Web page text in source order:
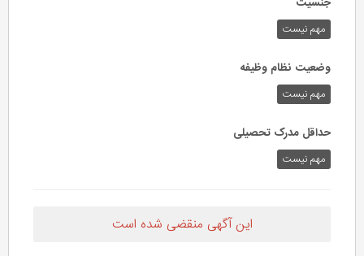
مهم نیست
وضعیت نظام وظیفه
مهم‌ نیست
حداقل مدرک تحصیلی
مهم نیست
این آگهی منقضی شده است